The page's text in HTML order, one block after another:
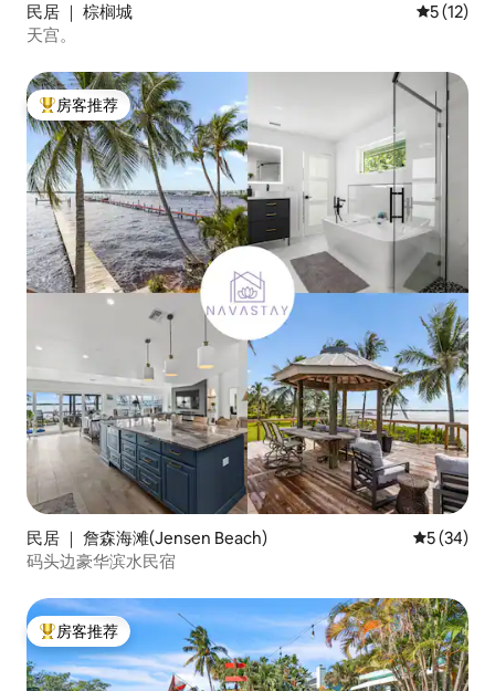
民居 ｜ 棕榈城 平均评分
5 (12)
天宫。
热门「房客推荐」
房客推荐
民居 ｜ 詹森海滩(Jensen Beach) 平均评分
5 (34)
码头边豪华滨水民宿
热门「房客推荐」
房客推荐